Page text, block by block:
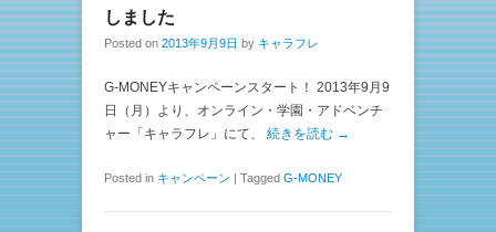
しました
Posted on 2013年9月9日 by キャラフレ
G-MONEYキャンペーンスタート！ 2013年9月9
日（月）より、オンライン・学園・アドベンチ
ャー「キャラフレ」にて、 続きを読む →
Posted in キャンペーン Tagged G-MONEY